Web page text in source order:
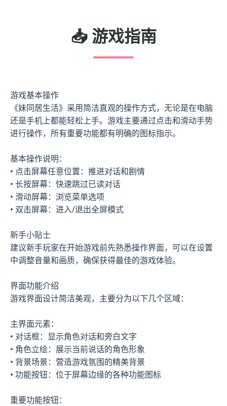
📥 游戏指南
游戏基本操作
《妹同居生活》采用简洁直观的操作方式，无论是在电脑
还是手机上都能轻松上手。游戏主要通过点击和滑动手势
进行操作，所有重要功能都有明确的图标指示。
基本操作说明：
• 点击屏幕任意位置：推进对话和剧情
• 长按屏幕：快速跳过已读对话
• 滑动屏幕：浏览菜单选项
• 双击屏幕：进入/退出全屏模式
新手小贴士
建议新手玩家在开始游戏前先熟悉操作界面，可以在设置
中调整音量和画质，确保获得最佳的游戏体验。
界面功能介绍
游戏界面设计简洁美观，主要分为以下几个区域：
主界面元素：
• 对话框：显示角色对话和旁白文字
• 角色立绘：展示当前说话的角色形象
• 背景场景：营造游戏氛围的精美背景
• 功能按钮：位于屏幕边缘的各种功能图标
重要功能按钮：